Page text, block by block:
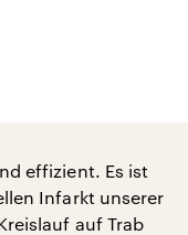
effizient. Es ist
Infarkt unserer
auf Trab